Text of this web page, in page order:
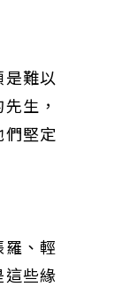
難以
生，
堅定
、輕
些緣